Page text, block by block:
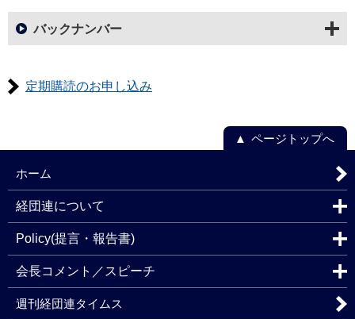
バックナンバー
定期購読のお申し込み
ページトップへ
ホーム
経団連について
Policy(提言・報告書)
会長コメント／スピーチ
週刊経団連タイムス